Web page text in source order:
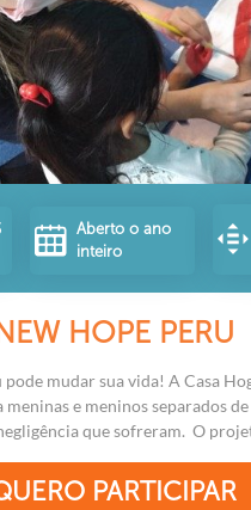
Aberto o ano
inteiro
HOPE PERU
mudar sua vida! A Casa
meninas e meninos separados
que sofreram. O
PARTICIPAR